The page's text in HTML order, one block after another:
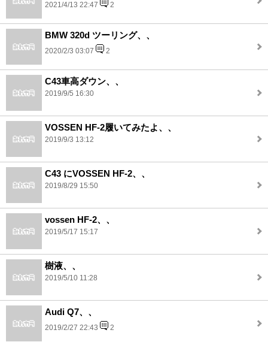
2021/4/13 22:47 2
BMW 320d ツーリング、、
2020/2/3 03:07 2
C43車高ダウン、、
2019/9/5 16:30
VOSSEN HF-2履いてみたよ、、
2019/9/3 13:12
C43 にVOSSEN HF-2、、
2019/8/29 15:50
vossen HF-2、、
2019/5/17 15:17
樹液、、
2019/5/10 11:28
Audi Q7、、
2019/2/27 22:43 2